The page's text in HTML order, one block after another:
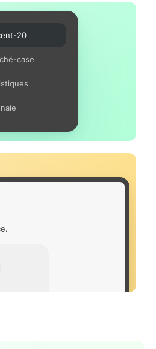
20
case